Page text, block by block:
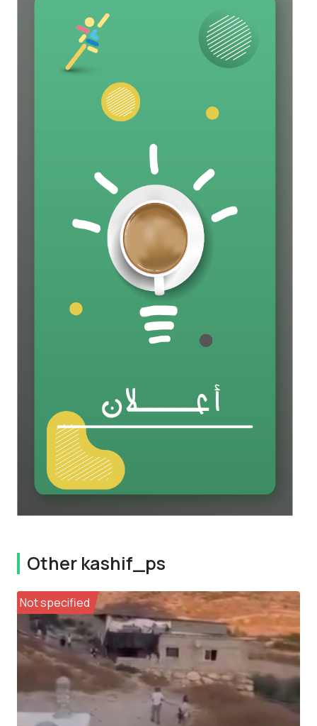
Other kashif_ps
Not specified